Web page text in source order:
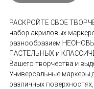
РАСКРОЙТЕ СВОЕ
набор акриловых
разнообразием
ПАСТЕЛЬНЫХ и
Вашего творчества и
Универсальные маркеры
различных